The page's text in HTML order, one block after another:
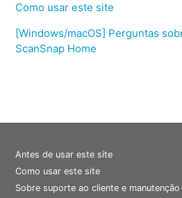
Como usar este site
[Windows/macOS] Perguntas
ScanSnap Home
Antes de usar este site
Como usar este site
Sobre suporte ao cliente e manutenção